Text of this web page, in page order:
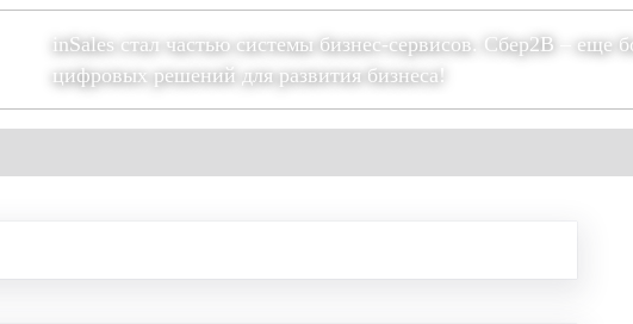
inSales стал частью системы бизнес-сервисов. Сбер2В – еще
цифровых решений для развития бизнеса!